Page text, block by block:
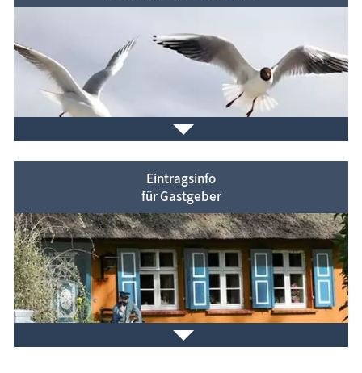
Wollen Sie wissen, welcheBeiträge neuin das
Informa­tionssystem aufgenommen wurden?
Eintragsinfo
für Gastgeber